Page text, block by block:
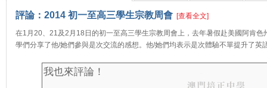
評論：2014 初一至高三學生宗教周會 [查看全文]
在1月20、21及2月18日的初一至高三學生宗教周會上，去年暑假赴美國阿肯
學們分享了他/她們參與是次交流的感想。他/她們均表示是次體驗不單提升了英